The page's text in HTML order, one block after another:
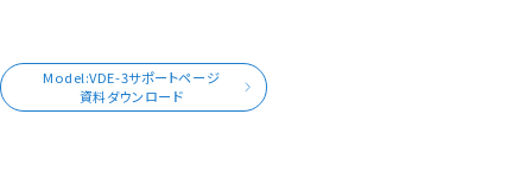
Model:VDE-3サポートページ
資料ダウンロード